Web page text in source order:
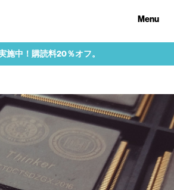
Menu
施中！購読料20％オフ。